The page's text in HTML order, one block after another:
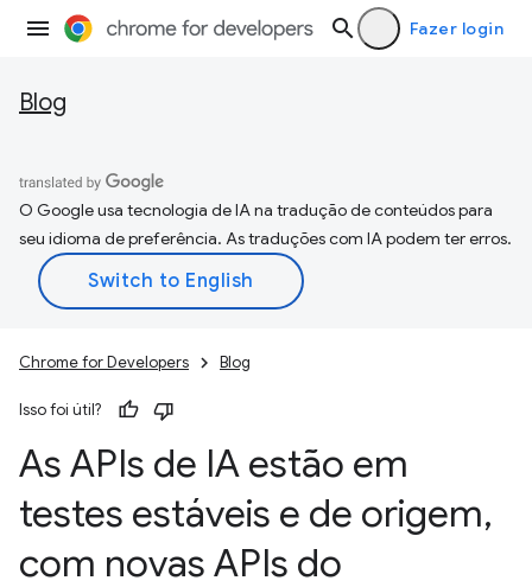
Fazer login
Blog
O Google usa tecnologia de IA na tradução de conteúdos para
seu idioma de preferência. As traduções com IA podem ter erros.
Chrome for Developers Blog
Isso foi útil?
As APIs de IA estão em
testes estáveis e de origem,
com novas APIs do